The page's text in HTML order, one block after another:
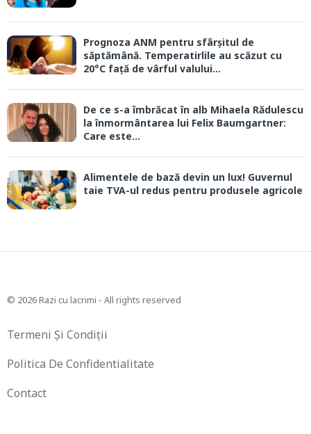
Prognoza ANM pentru sfârșitul de
săptămână. Temperatirlile au scăzut cu
20°C față de vârful valului...
De ce s-a îmbrăcat în alb Mihaela Rădulescu
la înmormântarea lui Felix Baumgartner:
Care este...
Alimentele de bază devin un lux! Guvernul
taie TVA-ul redus pentru produsele agricole
© 2026 Razi cu lacrimi - All rights reserved
Termeni Și Condiții
Politica De Confidentialitate
Contact